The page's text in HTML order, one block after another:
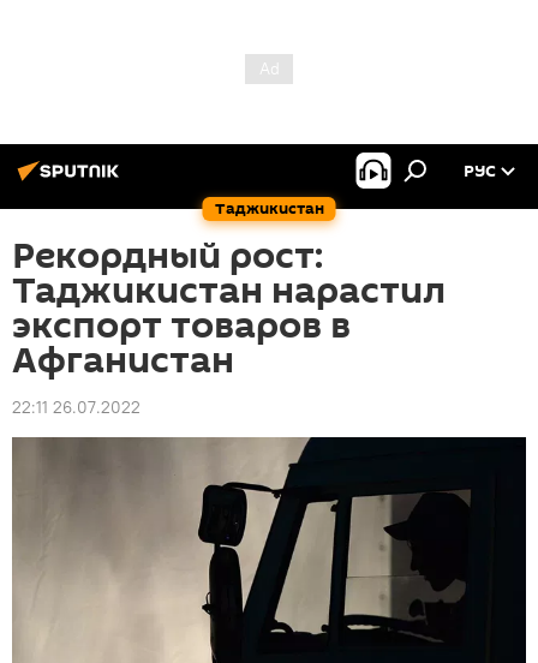
Таджикистан
РУС
Рекордный рост:
Таджикистан нарастил
экспорт товаров в
Афганистан
22:11 26.07.2022